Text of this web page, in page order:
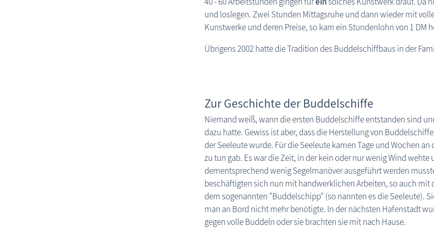
und loslegen. Zwei Stunden Mittagsruhe und dann wieder mit
Kunstwerke und deren Preise, so kam ein Stundenlohn von 1 DM
Übrigens 2002 hatte die Tradition des Buddelschiffbaus in der
Zur Geschichte der Buddelschiffe
Niemand weiß, wann die ersten Buddelschiffe entstanden sind
dazu hatte. Gewiss ist aber, dass die Herstellung von
der Seeleute wurde. Für die Seeleute kamen Tage und Wochen an
zu tun gab. Es war die Zeit, in der kein oder nur wenig Wind wehte
dementsprechend wenig Segelmanöver ausgeführt werden
beschäftigten sich nun mit handwerklichen Arbeiten, so auch mit
dem sogenannten "Buddelschipp" (so nannten es die Seeleute).
man an Bord nicht mehr benötigte. In der nächsten Hafenstadt
gegen volle Buddeln oder sie brachten sie mit nach Hause.